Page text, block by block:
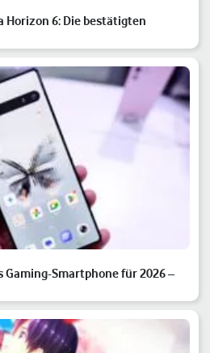
Horizon 6: Die bestätigten
Gaming-Smartphone für 2026 –